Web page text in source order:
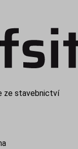
ze stavebnictví